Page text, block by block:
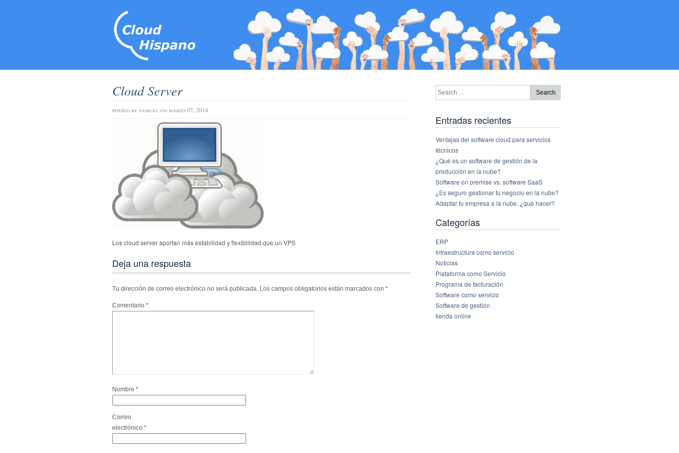
Cloud Server
posted by samuel on marzo 07, 2014
Los cloud server aportan más estabilidad y flexibilidad que un VPS
Deja una respuesta
Tu dirección de correo electrónico no será publicada. Los campos obligatorios están marcados con *
Comentario *
Nombre *
Correo
electrónico *
Entradas recientes
Ventajas del software cloud para servicios
técnicos
¿Qué es un software de gestión de la
producción en la nube?
Software on premise vs. software SaaS
¿Es seguro gestionar tu negocio en la nube?
Adaptar tu empresa a la nube, ¿qué hacer?
Categorías
ERP
Infraestructura como servicio
Noticias
Plataforma como Servicio
Programa de facturación
Software como servicio
Software de gestión
tienda online